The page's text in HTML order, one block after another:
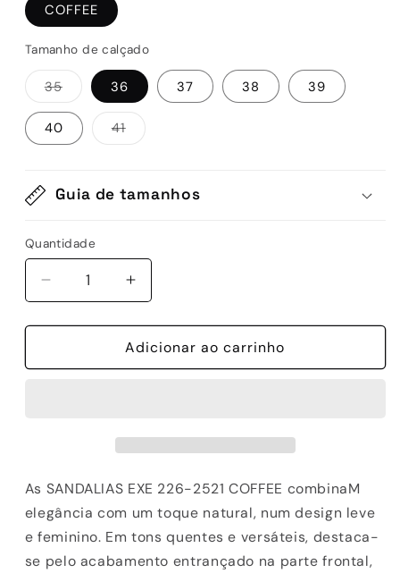
COFFEE
Tamanho de calçado
35Variante
esgotada
ou
indisponível
36 37 38 39
40 41Variante
esgotada
Guia de tamanhos
Quantidade
Quantidade
Diminuir
a
quantidade
SANDALIAS
Aumentar
a
quantidade
de
SANDALIAS
Adicionar ao carrinho
As SANDALIAS EXE 226-2521 COFFEE combinaM
elegância com um toque natural, num design leve
e feminino. Em tons quentes e versáteis, destaca-
se pelo acabamento entrançado na parte frontal,